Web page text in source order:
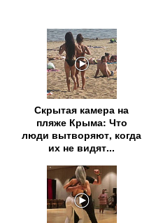
Скрытая камера на
пляже Крыма: Что
люди вытворяют, когда
их не видят...